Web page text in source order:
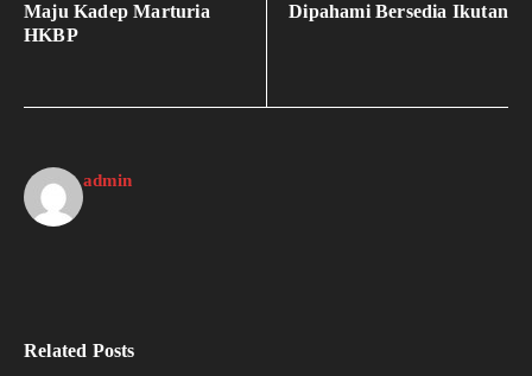
Maju Kadep Marturia
HKBP
Dipahami Bersedia Ikutan
admin
Related Posts